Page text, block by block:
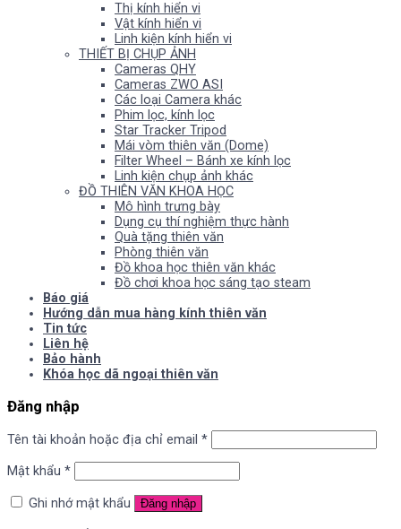
Thị kính hiển vi
Vật kính hiển vi
Linh kiện kính hiển vi
THIẾT BỊ CHỤP ẢNH
Cameras QHY
Cameras ZWO ASI
Các loại Camera khác
Phim lọc, kính lọc
Star Tracker Tripod
Mái vòm thiên văn (Dome)
Filter Wheel – Bánh xe kính lọc
Linh kiện chụp ảnh khác
ĐỒ THIÊN VĂN KHOA HỌC
Mô hình trưng bày
Dụng cụ thí nghiệm thực hành
Quà tặng thiên văn
Phòng thiên văn
Đồ khoa học thiên văn khác
Đồ chơi khoa học sáng tạo steam
Báo giá
Hướng dẫn mua hàng kính thiên văn
Tin tức
Liên hệ
Bảo hành
Khóa học dã ngoại thiên văn
Đăng nhập
Tên tài khoản hoặc địa chỉ email *
Mật khẩu *
Ghi nhớ mật khẩu Đăng nhập